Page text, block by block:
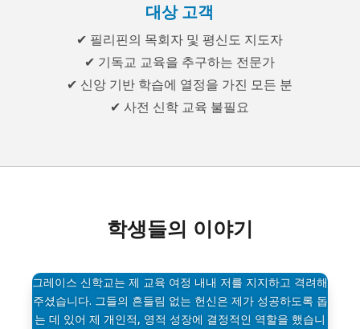
대상 고객
✔ 필리핀의 목회자 및 평신도 지도자
✔ 기독교 교육을 추구하는 전문가
✔ 신앙 기반 학습에 열정을 가진 모든 분
✔ 사전 신학 교육 불필요
학생들의 이야기
그레이스 신학교는 제 교육 여정 내내 저를 지지하고 격려해
주셨습니다. 그들의 흔들림 없는 헌신은 제가 성공하도록 돕
는 데 있어 제 개인적, 영적 성장에 결정적인 역할을 했습니